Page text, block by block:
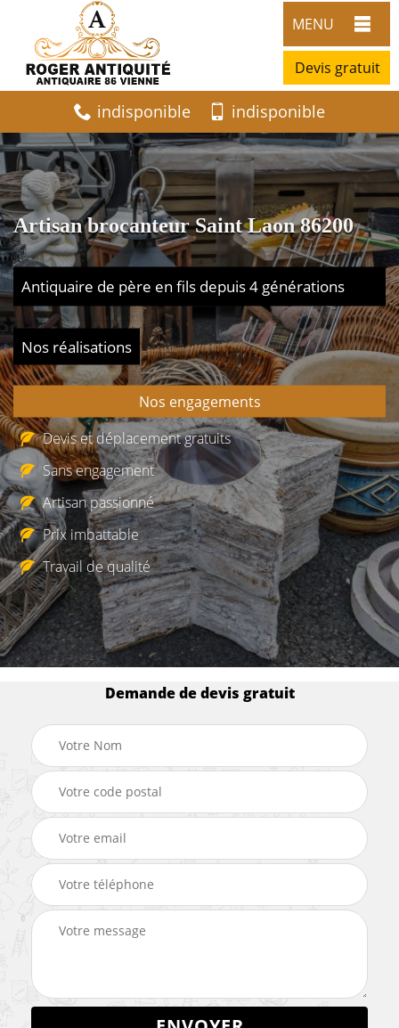
MENU
Devis gratuit
indisponible indisponible
Artisan brocanteur Saint Laon 86200
Antiquaire de père en fils depuis 4 générations
Nos réalisations
Nos engagements
Devis et déplacement gratuits
Sans engagement
Artisan passionné
Prix imbattable
Travail de qualité
Demande de devis gratuit